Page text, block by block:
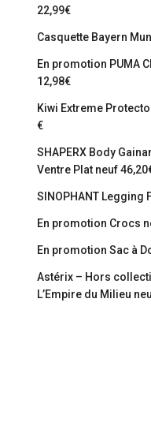
22,99€
Casquette Bayern
En promotion PUMA
12,98€
Kiwi Extreme
€
SHAPERX Body
Ventre Plat neuf
SINOPHANT Legging
En promotion Crocs
En promotion Sac à
Astérix – Hors
L’Empire du Milieu